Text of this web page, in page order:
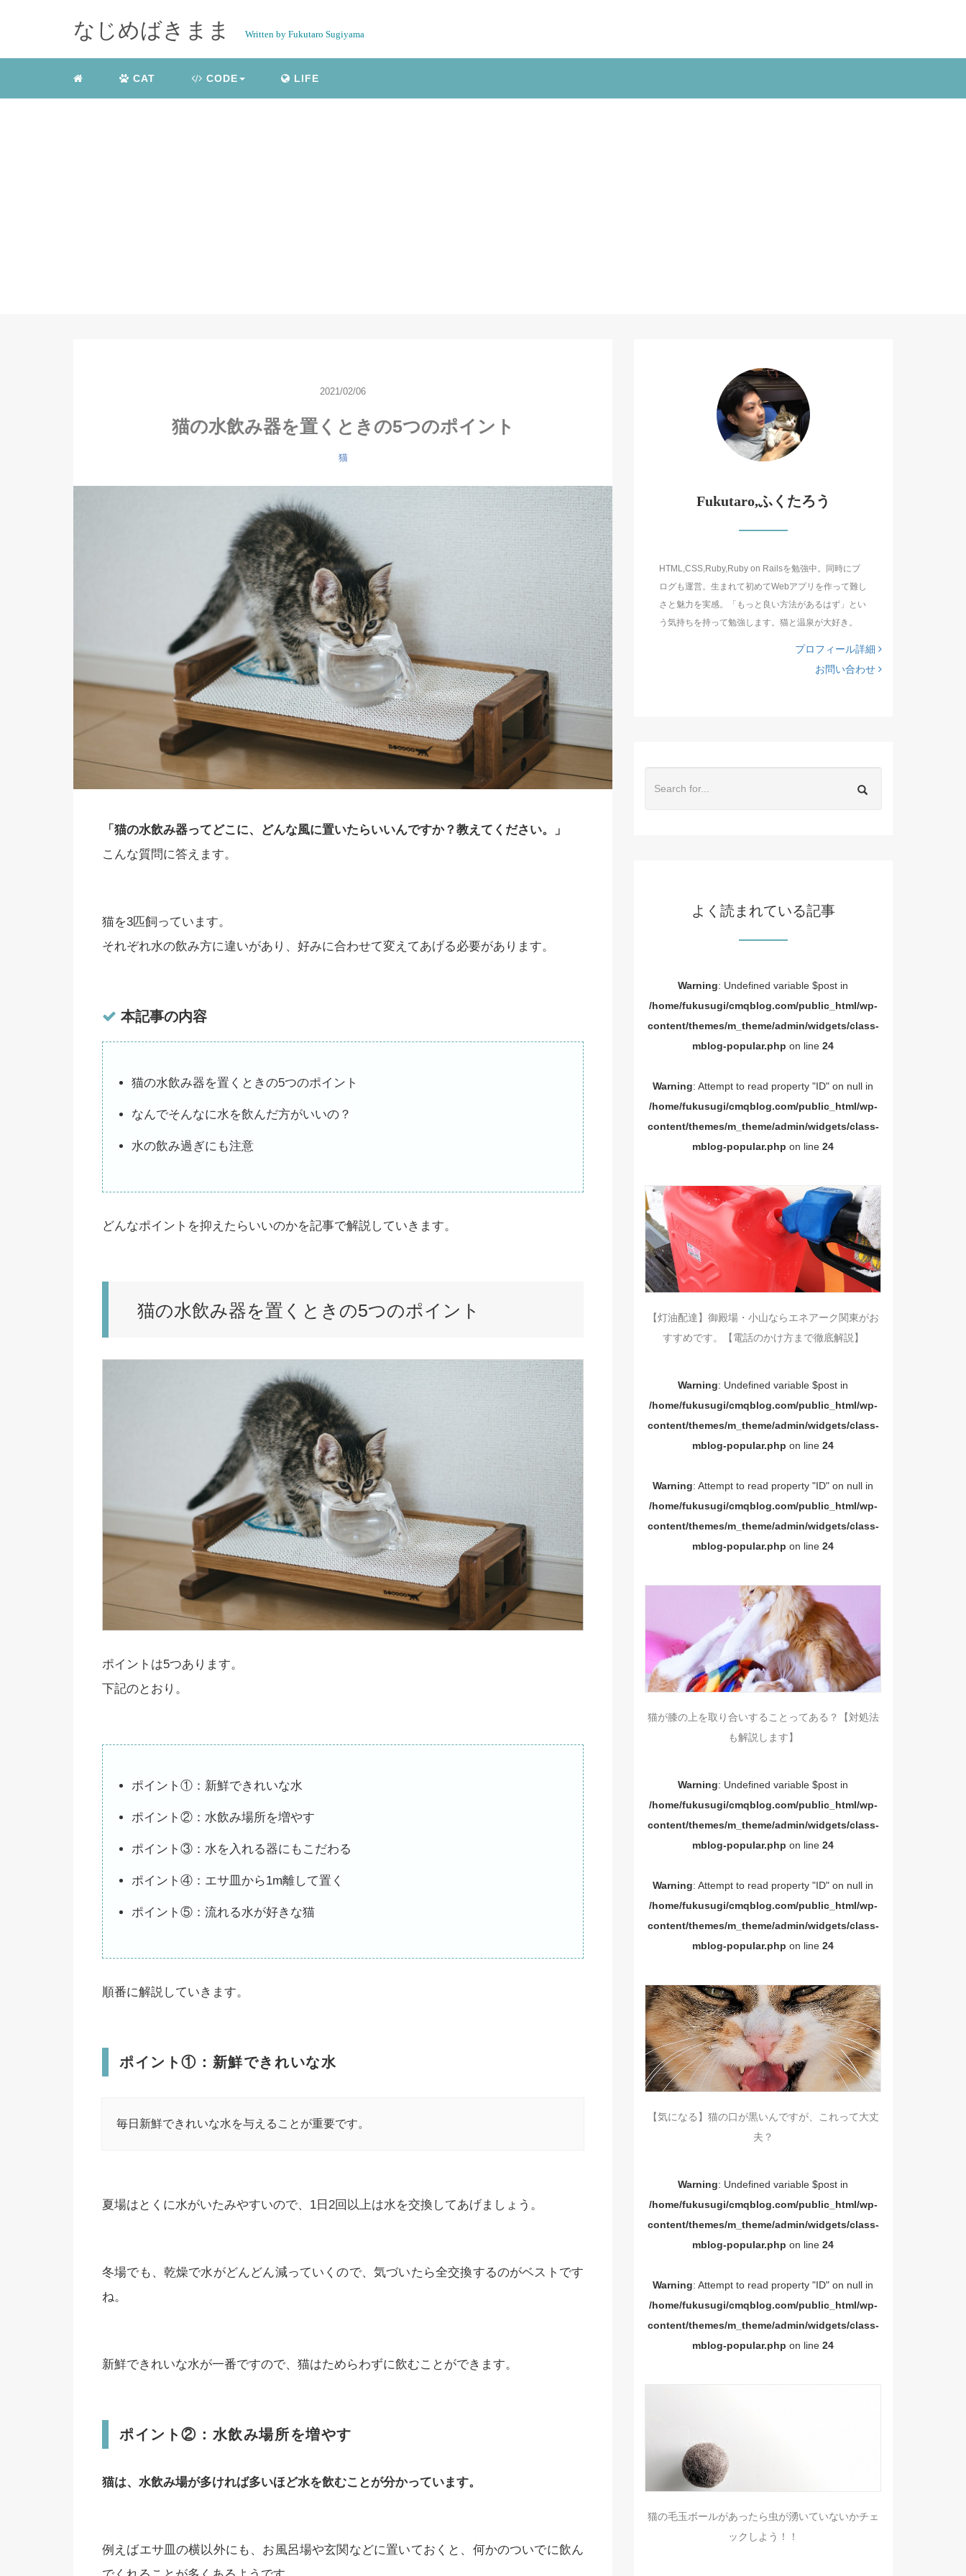
なじめばきまま Written by Fukutaro Sugiyama
CAT CODE LIFE
2021/02/06
猫の水飲み器を置くときの5つのポイント
猫
「猫の水飲み器ってどこに、どんな風に置いたらいいんですか？教えてください。」
こんな質問に答えます。
猫を3匹飼っています。
それぞれ水の飲み方に違いがあり、好みに合わせて変えてあげる必要があります。
本記事の内容
猫の水飲み器を置くときの5つのポイント
なんでそんなに水を飲んだ方がいいの？
水の飲み過ぎにも注意
どんなポイントを抑えたらいいのかを記事で解説していきます。
猫の水飲み器を置くときの5つのポイント
ポイントは5つあります。
下記のとおり。
ポイント①：新鮮できれいな水
ポイント②：水飲み場所を増やす
ポイント③：水を入れる器にもこだわる
ポイント④：エサ皿から1m離して置く
ポイント⑤：流れる水が好きな猫
順番に解説していきます。
ポイント①：新鮮できれいな水
毎日新鮮できれいな水を与えることが重要です。
夏場はとくに水がいたみやすいので、1日2回以上は水を交換してあげましょう。
冬場でも、乾燥で水がどんどん減っていくので、気づいたら全交換するのがベストです
ね。
新鮮できれいな水が一番ですので、猫はためらわずに飲むことができます。
ポイント②：水飲み場所を増やす
猫は、水飲み場が多ければ多いほど水を飲むことが分かっています。
例えばエサ皿の横以外にも、お風呂場や玄関などに置いておくと、何かのついでに飲ん
Fukutaro,ふくたろう
HTML,CSS,Ruby,Ruby on Railsを勉強中。同時にブ
ログも運営。生まれて初めてWebアプリを作って難し
さと魅力を実感。「もっと良い方法があるはず」とい
う気持ちを持って勉強します。猫と温泉が大好き。
プロフィール詳細
お問い合わせ
よく読まれている記事
Warning: Undefined variable $post in
/home/fukusugi/cmqblog.com/public_html/wp-
content/themes/m_theme/admin/widgets/class-
mblog-popular.php on line24
Warning: Attempt to read property "ID" on null in
/home/fukusugi/cmqblog.com/public_html/wp-
content/themes/m_theme/admin/widgets/class-
mblog-popular.php on line24
【灯油配達】御殿場・小山ならエネアーク関東がお
すすめです。【電話のかけ方まで徹底解説】
Warning: Undefined variable $post in
/home/fukusugi/cmqblog.com/public_html/wp-
content/themes/m_theme/admin/widgets/class-
mblog-popular.php on line24
Warning: Attempt to read property "ID" on null in
/home/fukusugi/cmqblog.com/public_html/wp-
content/themes/m_theme/admin/widgets/class-
mblog-popular.php on line24
猫が膝の上を取り合いすることってある？【対処法
も解説します】
Warning: Undefined variable $post in
/home/fukusugi/cmqblog.com/public_html/wp-
content/themes/m_theme/admin/widgets/class-
mblog-popular.php on line24
Warning: Attempt to read property "ID" on null in
/home/fukusugi/cmqblog.com/public_html/wp-
content/themes/m_theme/admin/widgets/class-
mblog-popular.php on line24
【気になる】猫の口が黒いんですが、これって大丈
夫？
Warning: Undefined variable $post in
/home/fukusugi/cmqblog.com/public_html/wp-
content/themes/m_theme/admin/widgets/class-
mblog-popular.php on line24
Warning: Attempt to read property "ID" on null in
/home/fukusugi/cmqblog.com/public_html/wp-
content/themes/m_theme/admin/widgets/class-
mblog-popular.php on line24
猫の毛玉ボールがあったら虫が湧いていないかチェ
ックしよう！！